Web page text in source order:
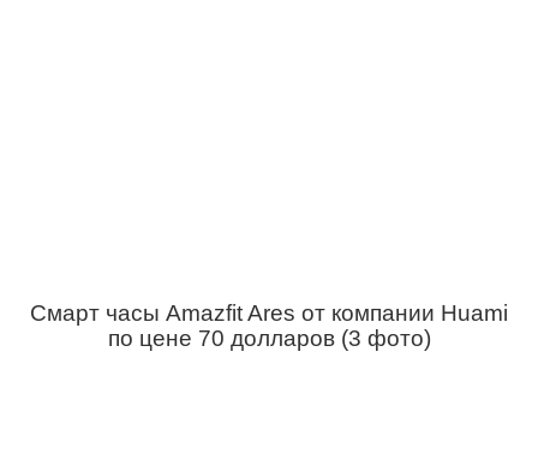
Смарт часы Amazfit Ares от компании Huami
по цене 70 долларов (3 фото)